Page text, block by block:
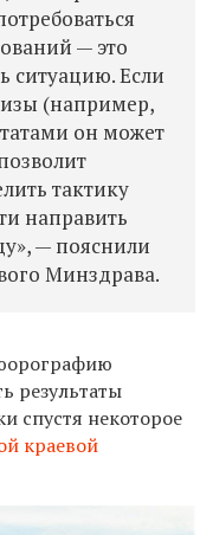
— это
ситуацию. Если
(например,
он может
тактику
направить
— пояснили
Минздрава.
результаты
спустя некоторое
краевой